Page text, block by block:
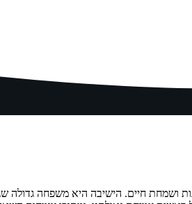
ושמחת חיים. הישיבה היא משפחה